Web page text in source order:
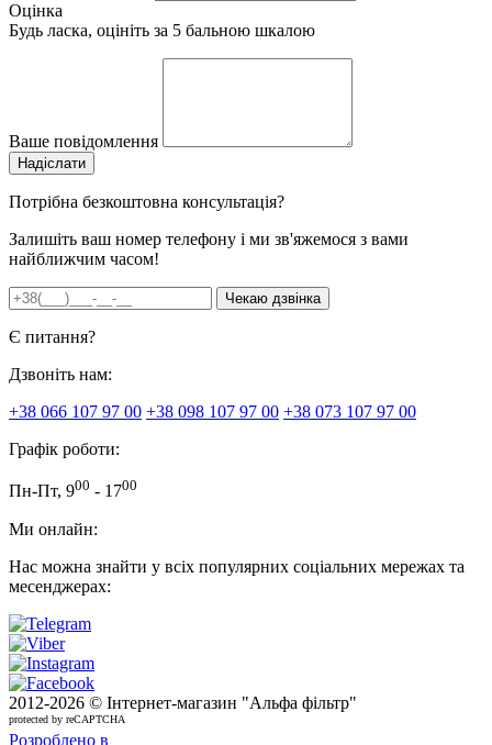
Оцінка
Будь ласка, оцініть за 5 бальною шкалою
Ваше повідомлення
Потрібна безкоштовна консультація?
Залишіть ваш номер телефону і ми зв'яжемося з вами
найближчим часом!
Є питання?
Дзвоніть нам:
+38 066 107 97 00 +38 098 107 97 00 +38 073 107 97 00
Графік роботи:
Пн-Пт, 900 - 1700
Ми онлайн:
Нас можна знайти у всіх популярних соціальних мережах та
месенджерах:
2012-2026 © Інтернет-магазин "Альфа фільтр"
protected by reCAPTCHA
Розроблено в